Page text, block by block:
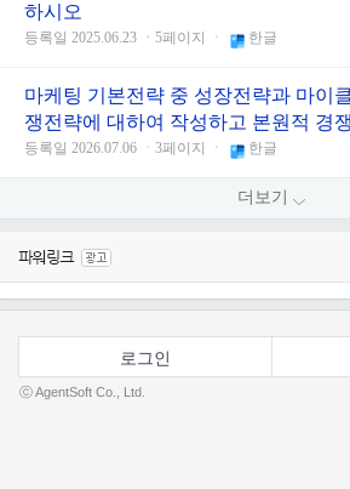
하시오
등록일 2025.06.23 ㆍ5페이지 ㆍ 한글
마케팅 기본전략 중 성장전략과 마이
쟁전략에 대하여 작성하고 본원적 경
등록일 2026.07.06 ㆍ3페이지 ㆍ 한글
더보기
로그인
ⓒ AgentSoft Co., Ltd.